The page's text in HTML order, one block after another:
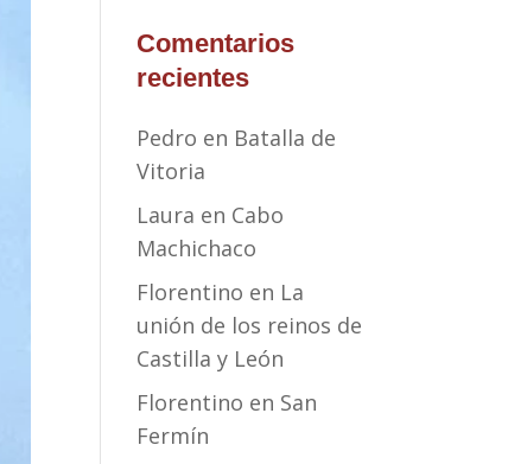
Comentarios
recientes
Pedro en Batalla de
Vitoria
Laura en Cabo
Machichaco
Florentino en La
unión de los reinos de
Castilla y León
Florentino en San
Fermín